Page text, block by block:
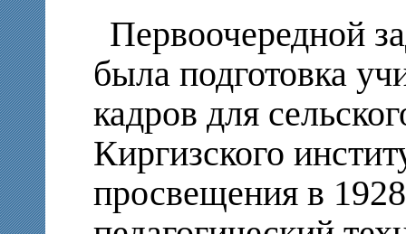
Первоочередной
была подготовка
кадров для
Киргизского
просвещения в 1928